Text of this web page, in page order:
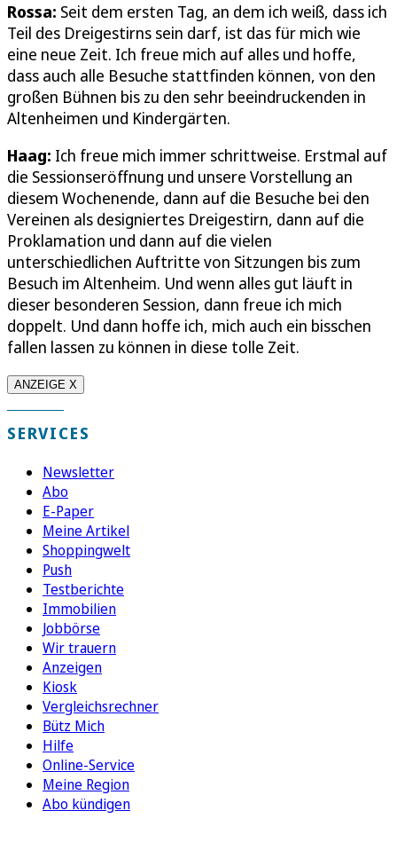
Rossa: Seit dem ersten Tag, an dem ich weiß, dass ich
Teil des Dreigestirns sein darf, ist das für mich wie
eine neue Zeit. Ich freue mich auf alles und hoffe,
dass auch alle Besuche stattfinden können, von den
großen Bühnen bis zu den sehr beeindruckenden in
Altenheimen und Kindergärten.
Haag: Ich freue mich immer schrittweise. Erstmal auf
die Sessionseröffnung und unsere Vorstellung an
diesem Wochenende, dann auf die Besuche bei den
Vereinen als designiertes Dreigestirn, dann auf die
Proklamation und dann auf die vielen
unterschiedlichen Auftritte von Sitzungen bis zum
Besuch im Altenheim. Und wenn alles gut läuft in
dieser besonderen Session, dann freue ich mich
doppelt. Und dann hoffe ich, mich auch ein bisschen
fallen lassen zu können in diese tolle Zeit.
ANZEIGE X
SERVICES
Newsletter
Abo
E-Paper
Meine Artikel
Shoppingwelt
Push
Testberichte
Immobilien
Jobbörse
Wir trauern
Anzeigen
Kiosk
Vergleichsrechner
Bütz Mich
Hilfe
Online-Service
Meine Region
Abo kündigen